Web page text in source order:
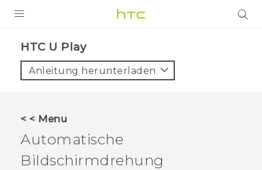
VIVE
VIVERSE
HTC U Play‎
Anleitung herunterladen
< < Menu
Automatische
Bildschirmdrehung